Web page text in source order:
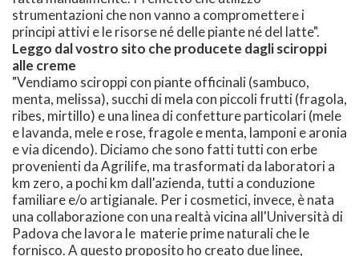
strumentazioni che non vanno a compromettere i
principi attivi e le risorse né delle piante né del latte".
Leggo dal vostro sito che producete dagli sciroppi
alle creme
"Vendiamo sciroppi con piante officinali (sambuco,
menta, melissa), succhi di mela con piccoli frutti (fragola,
ribes, mirtillo) e una linea di confetture particolari (mele
e lavanda, mele e rose, fragole e menta, lamponi e aronia
e via dicendo). Diciamo che sono fatti tutti con erbe
provenienti da Agrilife, ma trasformati da laboratori a
km zero, a pochi km dall'azienda, tutti a conduzione
familiare e/o artigianale. Per i cosmetici, invece, è nata
una collaborazione con una realtà vicina all'Università di
Padova che lavora le materie prime naturali che le
fornisco. A questo proposito ho creato due linee,